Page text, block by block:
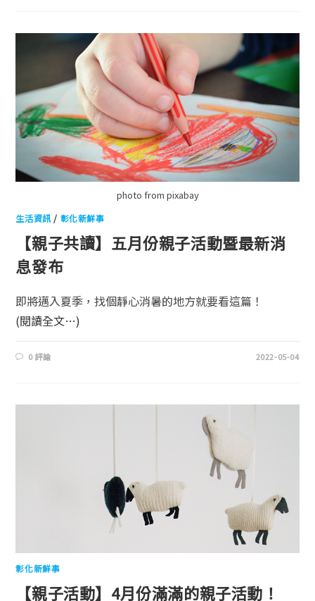
photo from pixabay
生活資訊/ 彰化新鮮事
【親子共讀】五月份親子活動暨最新消
息發布
即將邁入夏季，找個靜心消暑的地方就要看這篇！
(閱讀全文…)
0 評論 2022-05-04
彰化新鮮事
【親子活動】4月份滿滿的親子活動！